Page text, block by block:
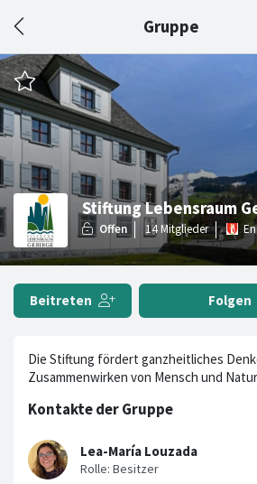
Gruppe
Stiftung Lebensraum
Beitreten Folgen
Die Stiftung fördert ganzheitliches
Zusammenwirken von Mensch und
Kontakte der Gruppe
Lea-María Louzada